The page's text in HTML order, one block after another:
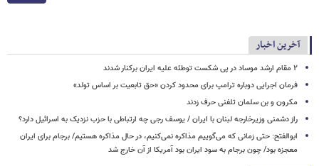
آخرین اخبار
۲ مقام‌ ارشد موساد در پی شکست توطئه علیه ایران برکنار شدند
فرمان اجرایی دوباره ترامپ برای محدود کردن «حق تابعیت بر اساس تولد»
مکرون و بن سلمان تلفنی حرف زدند
راز دشمنی وزیرخارجه لبنان با ایران / یوسف رجی چه ارتباطی با حزب نزدیک به اسرائیل دارد؟
ابوالفتح: حتی زمانی که می‌گوییم مذاکره نمی‌کنیم، در حال مذاکره هستیم/ برجام برای ایران
معجزه بود/ چون برجام به سود ایران بود آمریکا از آن خارج شد